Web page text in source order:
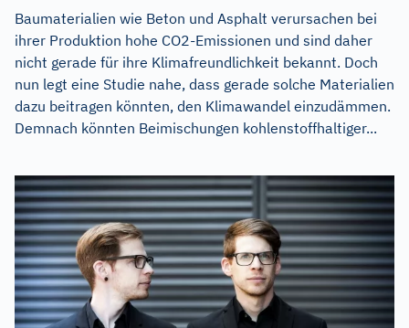
Baumaterialien wie Beton und Asphalt verursachen bei
ihrer Produktion hohe CO2-Emissionen und sind daher
nicht gerade für ihre Klimafreundlichkeit bekannt. Doch
nun legt eine Studie nahe, dass gerade solche Materialien
dazu beitragen könnten, den Klimawandel einzudämmen.
Demnach könnten Beimischungen kohlenstoffhaltiger...